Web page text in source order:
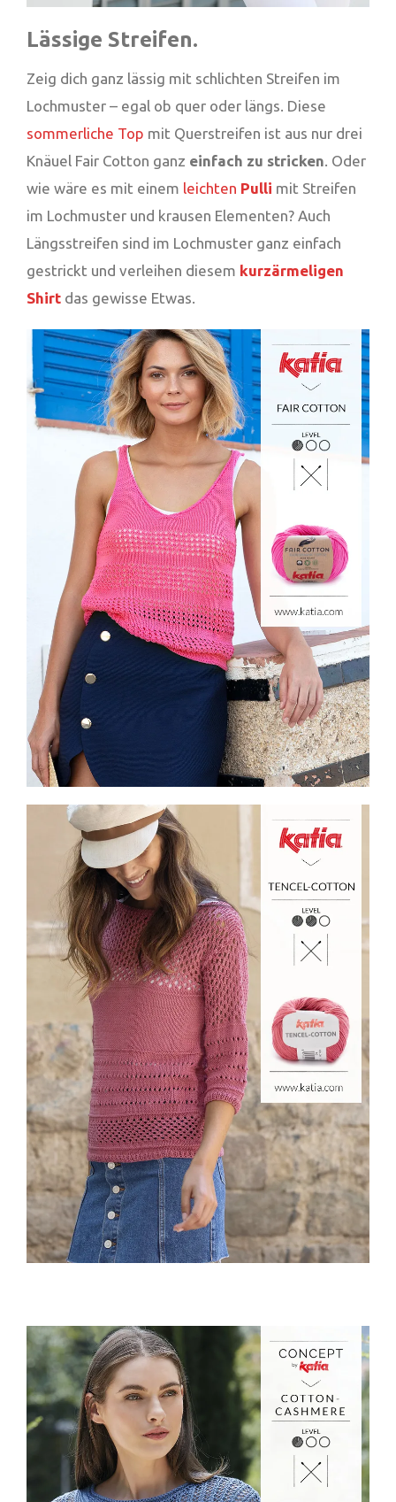
Lässige Streifen.
Zeig dich ganz lässig mit schlichten Streifen im
Lochmuster – egal ob quer oder längs. Diese
sommerliche Top mit Querstreifen ist aus nur drei
Knäuel Fair Cotton ganz einfach zu stricken. Oder
wie wäre es mit einem leichten Pulli mit Streifen
im Lochmuster und krausen Elementen? Auch
Längsstreifen sind im Lochmuster ganz einfach
gestrickt und verleihen diesem kurzärmeligen
Shirt das gewisse Etwas.